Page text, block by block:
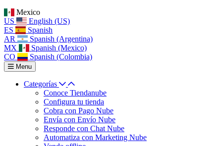
Mexico
US
English (US)
ES
Spanish
AR
Spanish (Argentina)
MX
Spanish (Mexico)
CO
Spanish (Colombia)
Menu
Categorías
Conoce Tiendanube
Configura tu tienda
Cobra con Pago Nube
Envía con Envío Nube
Responde con Chat Nube
Automatiza con Marketing Nube